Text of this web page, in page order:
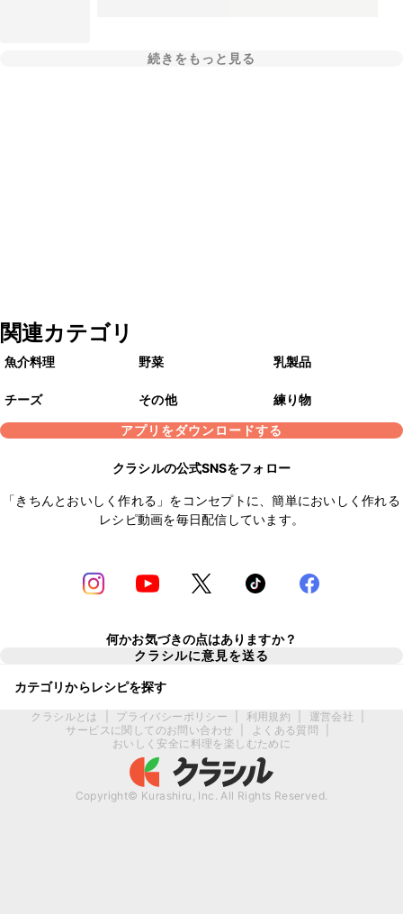
続きをもっと見る
関連カテゴリ
魚介料理 野菜 乳製品
チーズ その他
練り物
アプリをダウンロードする
クラシルの公式SNSをフォロー
「きちんとおいしく作れる」をコンセプトに、簡単においしく作れる
レシピ動画を毎日配信しています。
何かお気づきの点はありますか？
クラシルに意見を送る
カテゴリからレシピを探す
クラシルとは プライバシーポリシー 利用規約 運営会社
サービスに関してのお問い合わせ
よくある質問
おいしく安全に料理を楽しむために
Copyright© Kurashiru, Inc. All Rights Reserved.